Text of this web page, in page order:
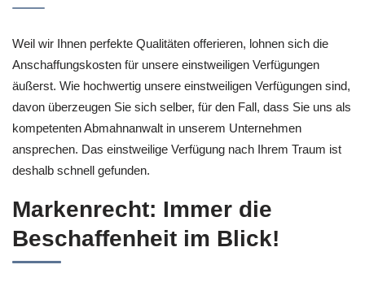
Weil wir Ihnen perfekte Qualitäten offerieren, lohnen sich die
Anschaffungskosten für unsere einstweiligen Verfügungen
äußerst. Wie hochwertig unsere einstweiligen Verfügungen sind,
davon überzeugen Sie sich selber, für den Fall, dass Sie uns als
kompetenten Abmahnanwalt in unserem Unternehmen
ansprechen. Das einstweilige Verfügung nach Ihrem Traum ist
deshalb schnell gefunden.
Markenrecht: Immer die
Beschaffenheit im Blick!